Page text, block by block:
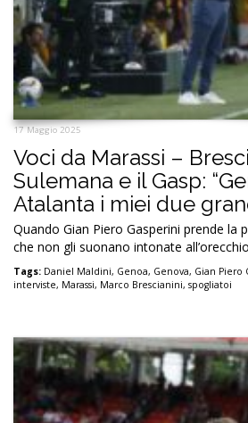
17 Maggio 2025
Voci da Marassi –
Sulemana e il Gasp:
Atalanta i miei due
Quando Gian Piero Gasperini prende la
che non gli suonano intonate
Tags: Daniel Maldini, Genoa, Genova, Gian Piero
interviste, Marassi, Marco Brescianini, spogliatoi